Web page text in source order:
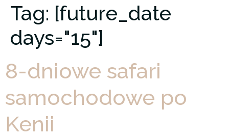
Tag: [future_date
days="15"]
8-dniowe safari
samochodowe po
Kenii